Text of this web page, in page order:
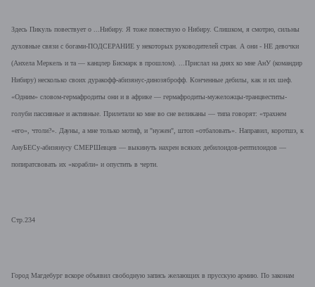
Здесь Пикуль повествует о ...Нибиру. Я тоже повествую о Нибиру. Слишком, я смотрю, сильны
духовные связи с богами-ПОДСЕРАНИЕ у некоторых руководителей стран. А они - НЕ девочки
(Анхела Меркель и та — канцлер Бисмарк в прошлом). ...Прислал на днях ко мне АнУ (командир
Нибиру) несколько своих дуракофф-абизянус-динозяброфф. Конченные дебилы, как и их шеф.
«Одним» словом-гермафродиты они и в африке — гермафродиты-мужеложцы-транцвеститы-
голуби пассивные и активные. Прилетали ко мне во сне великаны — типа говорят: «трахнем
«его», чтоли?». Дауны, а мне только мотиф, и "нужен", штоп «отбаловать». Направил, коротшэ, к
АнуБЕСу-абизянусу СМЕРШевцев — выкинуть нахрен всяких дебилоидов-рептилоидов —
попиратсвовать их «корабли» и опустить в черти.
Стр.234
Город Магдебург вскоре объявил свободную запись желающих в прусскую армию. По законам